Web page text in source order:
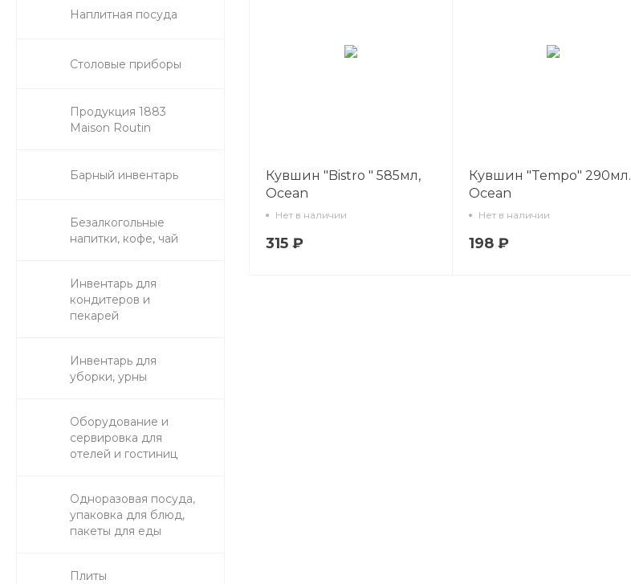
Наплитная посуда
Столовые приборы
Продукция 1883
Maison Routin
Барный инвентарь
Безалкогольные
напитки, кофе, чай
Инвентарь для
кондитеров и
пекарей
Инвентарь для
уборки, урны
Оборудование и
сервировка для
отелей и гостиниц
Одноразовая посуда,
упаковка для блюд,
пакеты для еды
Плиты
Кувшин "Bistro " 585мл,
Ocean
Нет в наличии
315 ₽
Кувшин "Tempo" 290мл.
Ocean
Нет в наличии
198 ₽